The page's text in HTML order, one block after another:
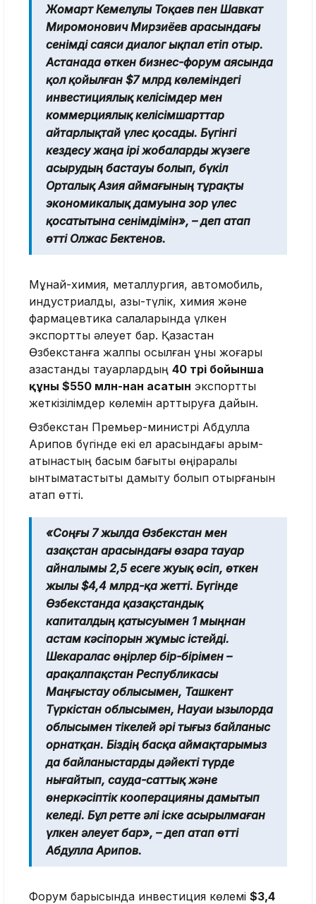
Жомарт Кемелұлы Тоқаев пен Шавкат
Миромонович Мирзиёев арасындағы
сенімді саяси диалог ықпал етіп отыр.
Астанада өткен бизнес-форум аясында
қол қойылған $7 млрд көлеміндегі
инвестициялық келісімдер мен
коммерциялық келісімшарттар
айтарлықтай үлес қосады. Бүгінгі
кездесу жаңа ірі жобаларды жүзеге
асырудың бастауы болып, бүкіл
Орталық Азия аймағының тұрақты
экономикалық дамуына зор үлес
қосатытына сенімдімін», – деп атап
өтті Олжас Бектенов.
Мұнай-химия, металлургия, автомобиль,
индустриалдық, азық-түлік, химия және
фармацевтика салаларында үлкен
экспорттық әлеует бар. Қазақстан
Өзбекстанға жалпы қосылған құны жоғары
қазақстандық тауарлардың 40 түрі бойынша
құны $550 млн-нан асатын экспорттық
жеткізілімдер көлемін арттыруға дайын.
Өзбекстан Премьер-министрі Абдулла
Арипов бүгінде екі ел арасындағы қарым-
қатынастың басым бағыты өңіраралық
ынтымақтастықты дамыту болып отырғанын
атап өтті.
«Соңғы 7 жылда Өзбекстан мен
Қазақстан арасындағы өзара тауар
айналымы 2,5 есеге жуық өсіп, өткен
жылы $4,4 млрд-қа жетті. Бүгінде
Өзбекстанда қазақстандық
капиталдың қатысуымен 1 мыңнан
астам кәсіпорын жұмыс істейді.
Шекаралас өңірлер бір-бірімен –
Қарақалпақстан Республикасы
Маңғыстау облысымен, Ташкент
Түркістан облысымен, Науаи Қызылорда
облысымен тікелей әрі тығыз байланыс
орнатқан. Біздің басқа аймақтарымыз
да байланыстарды дәйекті түрде
нығайтып, сауда-саттық және
өнеркәсіптік кооперацияны дамытып
келеді. Бұл ретте әлі іске асырылмаған
үлкен әлеует бар», – деп атап өтті
Абдулла Арипов.
Форум барысында инвестиция көлемі $3,4